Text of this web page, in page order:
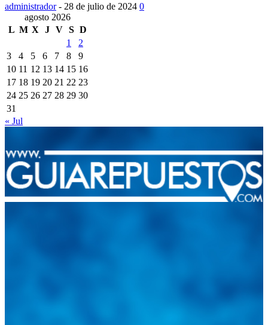
administrador - 28 de julio de 2024 0
agosto 2026
L M X J V S D
1
2
3
4 5 6 7 8
9
10 11 12 13 14 15 16
17 18 19 20 21 22 23
24 25 26 27 28 29 30
31
« Jul